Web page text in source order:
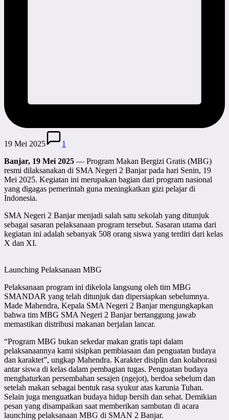
19 Mei 2025
1
Banjar, 19 Mei 2025 — Program Makan Bergizi Gratis (MBG)
resmi dilaksanakan di SMA Negeri 2 Banjar pada hari Senin, 19
Mei 2025. Kegiatan ini merupakan bagian dari program nasional
yang digagas pemerintah guna meningkatkan gizi pelajar di
Indonesia.
SMA Negeri 2 Banjar menjadi salah satu sekolah yang ditunjuk
sebagai sasaran pelaksanaan program tersebut. Sasaran utama dari
kegiatan ini adalah sebanyak 508 orang siswa yang terdiri dari kelas
X dan XI.
Launching Pelaksanaan MBG
Pelaksanaan program ini dikelola langsung oleh tim MBG
SMANDAR yang telah ditunjuk dan dipersiapkan sebelumnya.
Made Mahendra, Kepala SMA Negeri 2 Banjar mengungkapkan
bahwa tim MBG SMA Negeri 2 Banjar bertanggung jawab
memastikan distribusi makanan berjalan lancar.
“Program MBG bukan sekedar makan gratis tapi dalam
pelaksanaannya kami sisipkan pembiasaan dan penguatan budaya
dan karaktet”, ungkap Mahendra. Karakter disiplin dan kolaborasi
antar siswa di kelas dalam pembagian tugas. Penguatan budaya
menghaturkan persembahan sesajen (ngejot), berdoa sebelum dan
setelah makan sebagai bentuk rasa syukur atas karunia Tuhan.
Selain juga menguatkan budaya hidup bersih dan sehat. Demikian
pesan yang disampaikan saat memberikan sambutan di acara
launching pelaksanaan MBG di SMAN 2 Banjar.